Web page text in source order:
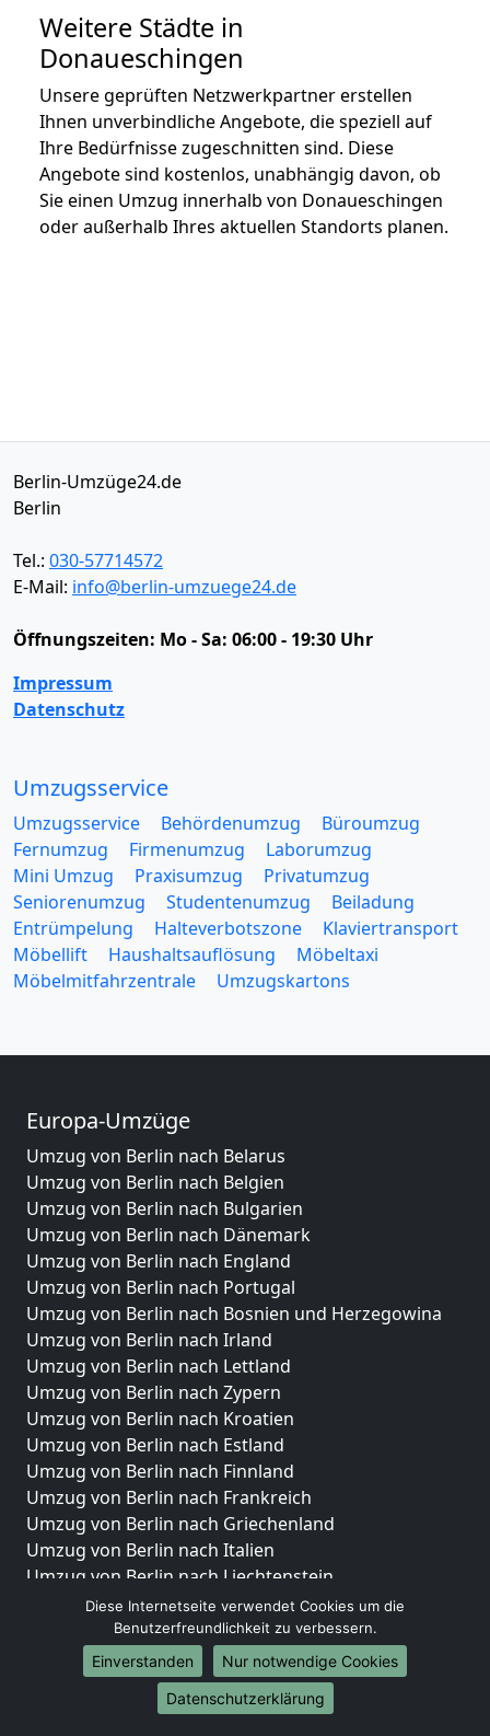
Weitere Städte in
Donaueschingen
Unsere geprüften Netzwerkpartner erstellen
Ihnen unverbindliche Angebote, die speziell auf
Ihre Bedürfnisse zugeschnitten sind. Diese
Angebote sind kostenlos, unabhängig davon, ob
Sie einen Umzug innerhalb von Donaueschingen
oder außerhalb Ihres aktuellen Standorts planen.
Berlin-Umzüge24.de
Berlin
Tel.: 030-57714572
E-Mail: info@berlin-umzuege24.de
Öffnungszeiten: Mo - Sa: 06:00 - 19:30 Uhr
Impressum
Datenschutz
Umzugsservice
Umzugsservice Behördenumzug
Büroumzug
Fernumzug
Firmenumzug
Laborumzug
Mini Umzug
Praxisumzug
Privatumzug
Seniorenumzug
Studentenumzug
Beiladung
Entrümpelung
Halteverbotszone
Klaviertransport
Möbellift
Haushaltsauflösung
Möbeltaxi
Möbelmitfahrzentrale
Umzugskartons
Europa-Umzüge
Umzug von Berlin nach Belarus
Umzug von Berlin nach Belgien
Umzug von Berlin nach Bulgarien
Umzug von Berlin nach Dänemark
Umzug von Berlin nach England
Umzug von Berlin nach Portugal
Umzug von Berlin nach Bosnien und Herzegowina
Umzug von Berlin nach Irland
Umzug von Berlin nach Lettland
Umzug von Berlin nach Zypern
Umzug von Berlin nach Kroatien
Umzug von Berlin nach Estland
Umzug von Berlin nach Finnland
Umzug von Berlin nach Frankreich
Umzug von Berlin nach Griechenland
Umzug von Berlin nach Italien
Umzug von Berlin nach Liechtenstein
Umzug von Berlin nach Luxemburg
Umzug von Berlin nach Niederlande
Umzug von Berlin nach Norwegen
Umzüge-Deutschlandweit
Diese Internetseite verwendet Cookies um die
Benutzerfreundlichkeit zu verbessern.
Einverstanden
Nur notwendige Cookies
Datenschutzerklärung